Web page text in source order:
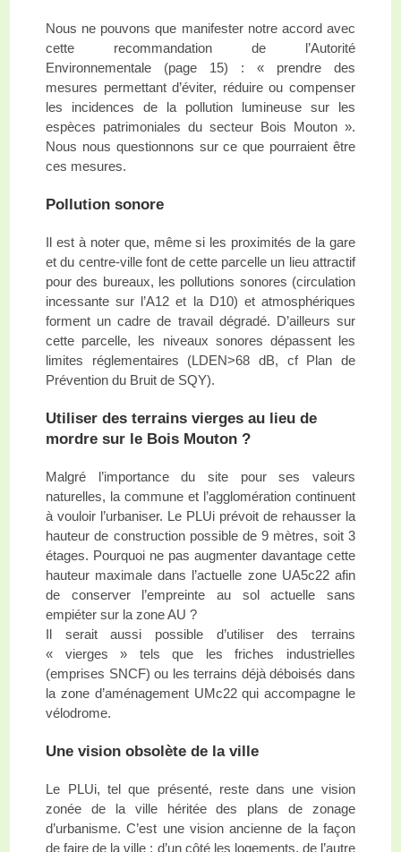
Nous ne pouvons que manifester notre accord avec
cette recommandation de l’Autorité
Environnementale (page 15) : « prendre des
mesures permettant d’éviter, réduire ou compenser
les incidences de la pollution lumineuse sur les
espèces patrimoniales du secteur Bois Mouton ».
Nous nous questionnons sur ce que pourraient être
ces mesures.
Pollution sonore
Il est à noter que, même si les proximités de la gare
et du centre-ville font de cette parcelle un lieu attractif
pour des bureaux, les pollutions sonores (circulation
incessante sur l’A12 et la D10) et atmosphériques
forment un cadre de travail dégradé. D’ailleurs sur
cette parcelle, les niveaux sonores dépassent les
limites réglementaires (LDEN>68 dB, cf Plan de
Prévention du Bruit de SQY).
Utiliser des terrains vierges au lieu de
mordre sur le Bois Mouton ?
Malgré l’importance du site pour ses valeurs
naturelles, la commune et l’agglomération continuent
à vouloir l’urbaniser. Le PLUi prévoit de rehausser la
hauteur de construction possible de 9 mètres, soit 3
étages. Pourquoi ne pas augmenter davantage cette
hauteur maximale dans l’actuelle zone UA5c22 afin
de conserver l’empreinte au sol actuelle sans
empiéter sur la zone AU ?
Il serait aussi possible d’utiliser des terrains
« vierges » tels que les friches industrielles
(emprises SNCF) ou les terrains déjà déboisés dans
la zone d’aménagement UMc22 qui accompagne le
vélodrome.
Une vision obsolète de la ville
Le PLUi, tel que présenté, reste dans une vision
zonée de la ville héritée des plans de zonage
d’urbanisme. C’est une vision ancienne de la façon
de faire de la ville : d’un côté les logements, de l’autre